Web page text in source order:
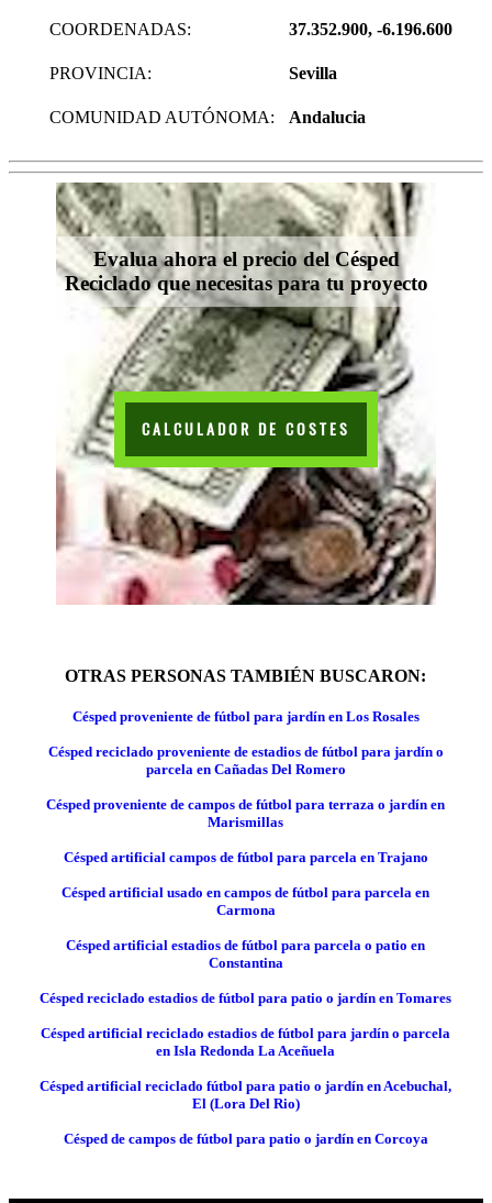
COORDENADAS: 37.352.900, -6.196.600
PROVINCIA: Sevilla
COMUNIDAD AUTÓNOMA: Andalucia
Evalua ahora el precio del Césped
Reciclado que necesitas para tu proyecto
CALCULADOR DE COSTES
OTRAS PERSONAS TAMBIÉN BUSCARON:
Césped proveniente de fútbol para jardín en Los Rosales
Césped reciclado proveniente de estadios de fútbol para jardín o
parcela en Cañadas Del Romero
Césped proveniente de campos de fútbol para terraza o jardín en
Marismillas
Césped artificial campos de fútbol para parcela en Trajano
Césped artificial usado en campos de fútbol para parcela en
Carmona
Césped artificial estadios de fútbol para parcela o patio en
Constantina
Césped reciclado estadios de fútbol para patio o jardín en Tomares
Césped artificial reciclado estadios de fútbol para jardín o parcela
en Isla Redonda La Aceñuela
Césped artificial reciclado fútbol para patio o jardín en Acebuchal,
El (Lora Del Rio)
Césped de campos de fútbol para patio o jardín en Corcoya